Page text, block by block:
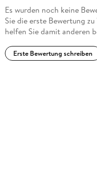
Es wurden noch keine
Sie die erste Bewertung
helfen Sie damit anderen
Erste Bewertung schreiben